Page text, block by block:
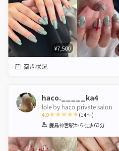
¥7,500
空き状況
haco._____ka4
lole by haco.private salon
4.9
1 2 3 4 5
(14件)
鹿島神宮駅から徒歩60分